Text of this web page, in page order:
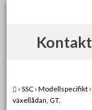
content
› SSC › Modellspecifikt ›
växellådan, GT.